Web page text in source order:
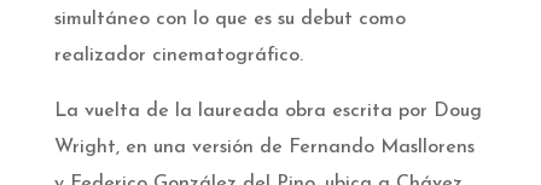
simultáneo con lo que es su debut como
realizador cinematográfico.­
La vuelta de la laureada obra escrita por Doug
Wright, en una versión de Fernando Masllorens